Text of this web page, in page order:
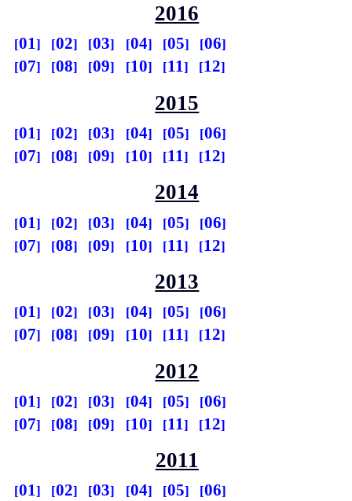
2016
01 02 03 04 05
06
07
08 09 10 11 12
2015
01 02 03 04 05
06
07
08 09 10 11 12
2014
01 02 03 04 05
06
07
08 09 10 11 12
2013
01 02 03 04 05
06
07
08 09 10 11 12
2012
01 02 03 04 05
06
07
08 09 10 11 12
2011
01 02 03 04 05
06